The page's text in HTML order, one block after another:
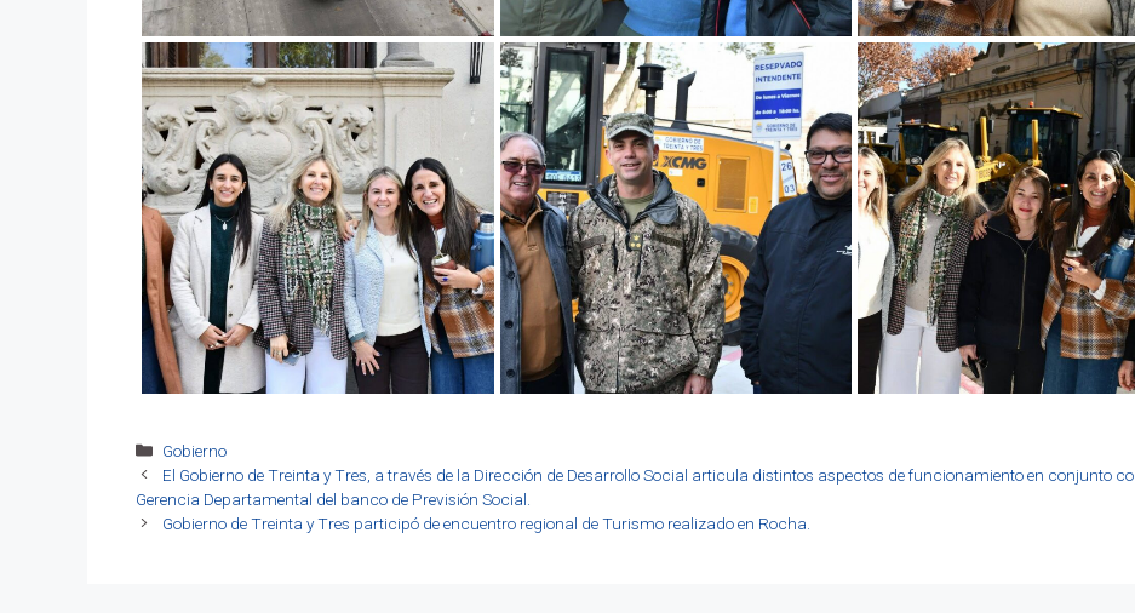
Categorías
Gobierno
El Gobierno de Treinta y Tres, a través de la Dirección de Desarrollo Social articula distintos aspectos de funcionamiento en conjunto
Gerencia Departamental del banco de Previsión Social.
Gobierno de Treinta y Tres participó de encuentro regional de Turismo realizado en Rocha.